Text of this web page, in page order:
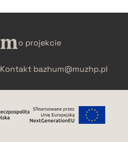
o projekcie
Kontakt bazhum@muzhp.pl